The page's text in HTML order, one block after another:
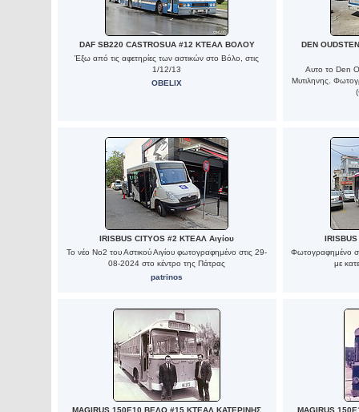
DAF SB220 CASTROSUA #12 ΚΤΕΑΛ ΒΟΛΟΥ
Έξω από τις αφετηρίες των αστικών στο Βόλο, στις
1/12/13
OBELIX
DEN
Αυτο το Den
Μυτιληνης.
IRISBUS CITYOS #2 ΚΤΕΑΛ Αιγίου
Το νέο Νο2 του Αστικού Αιγίου φωτογραφημένο στις 29-
08-2024 στο κέντρο της Πάτρας
patrinos
Φωτογραφημένο
με
MAGIRUS 150E10 ΒΕΛΟ #15 ΚΤΕΑΛ ΚΑΤΕΡΙΝΗΣ
MAGIRUS